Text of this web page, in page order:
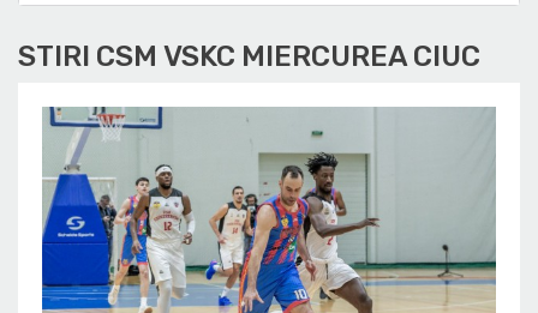
STIRI CSM VSKC MIERCUREA CIUC